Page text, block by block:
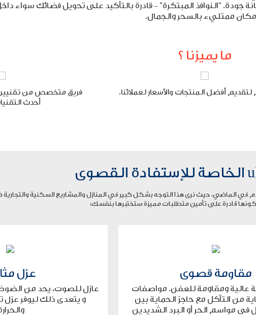
جودة. "النوافذ المبتكرة" - قادرة بالتأكيد على تحويل فضائك سواء
ممتليء بالسحر والجمال.
ما يميزنا ؟
أفضل المنتجات والأسعار لعملائنا.
فريق متخصص من
أحدث
لكونها قادرة على تأمين متطلبات مميزة ستختبرها بنفسك:
مقاومة قصوى
عالية ومقاومة للعفن. مواصفات
من التآكل مع حاجز الحماية بين
في مواسم الحر أو البرد الشديدين
عزل
عازل للصوت، يحد من
و يتعدى ذلك ليوفر عزل